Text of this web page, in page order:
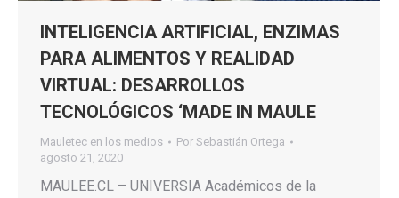
INTELIGENCIA ARTIFICIAL, ENZIMAS
PARA ALIMENTOS Y REALIDAD
VIRTUAL: DESARROLLOS
TECNOLÓGICOS ‘MADE IN MAULE
Mauletec en los medios Por Sebastián Ortega
agosto 21, 2020
MAULEE.CL – UNIVERSIA Académicos de la